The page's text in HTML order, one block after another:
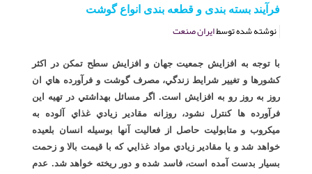
فرآیند بسته بندی و قطعه بندی انواع گوشت
نوشته شده توسطایران صنعت
با توجه به افزايش جمعيت جهان و افزايش سطح تمكن در اكثر
كشورها و تغيير شرايط زندگي، مصرف گوشت و فرآورده هاي ان
روز به روز رو به افزايش است. اگر مسائل بهداشتي در تهيه اين
فرآورده ها كنترل نشود، روزانه مقادير زيادي غذاي آلوده به
ميكروب و متابوليت حاصل از فعاليت آنها بوسيله انسان بلعيده
خواهد شد و يا مقادير زيادي مواد غذايي كه با قيمت بالا و زحمت
بسيار بدست آمده است، فاسد شده و دور ريخته خواهد شد. عدم